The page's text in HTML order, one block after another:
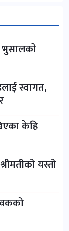
भुसालकाे
स्वागत,
केहि
यस्तो